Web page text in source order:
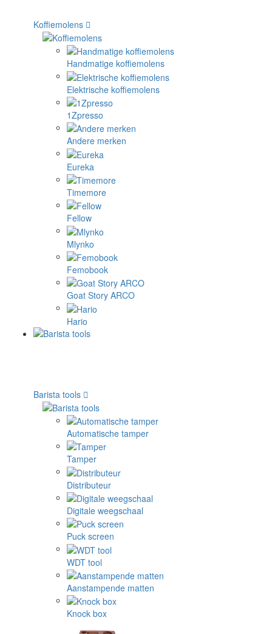
Koffiemolens
Handmatige koffiemolens
Elektrische koffiemolens
1Zpresso
Andere merken
Eureka
Timemore
Fellow
Mlynko
Femobook
Goat Story ARCO
Hario
Barista tools
Automatische tamper
Tamper
Distributeur
Digitale weegschaal
Puck screen
WDT tool
Aanstampende matten
Knock box